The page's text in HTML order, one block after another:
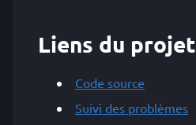
Liens du projet
Code source
Suivi des problèmes